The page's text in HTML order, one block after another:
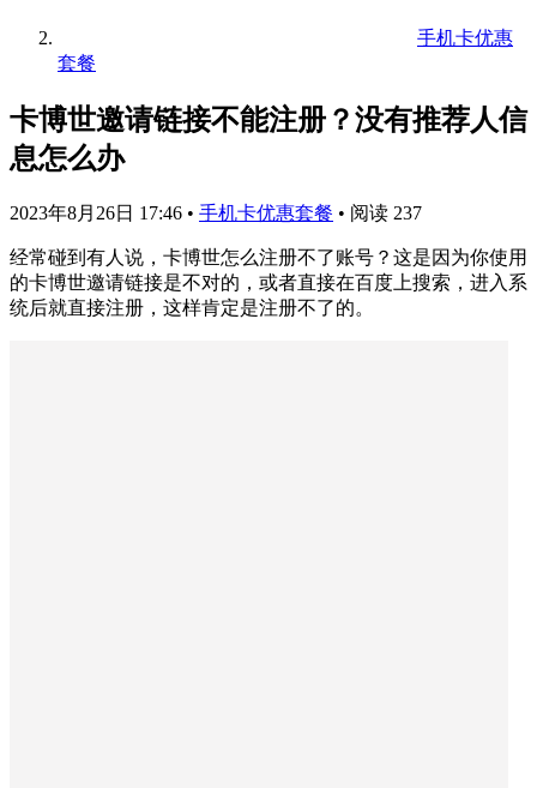
手机卡优惠
套餐
卡博世邀请链接不能注册？没有推荐人信
息怎么办
2023年8月26日 17:46 • 手机卡优惠套餐 • 阅读 237
经常碰到有人说，卡博世怎么注册不了账号？这是因为你使用
的卡博世邀请链接是不对的，或者直接在百度上搜索，进入系
统后就直接注册，这样肯定是注册不了的。